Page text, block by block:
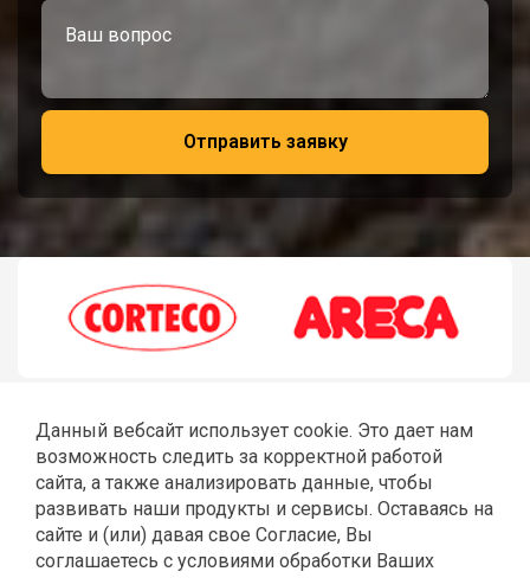
Данный вебсайт использует cookie. Это дает нам
возможность следить за корректной работой
сайта, а также анализировать данные, чтобы
развивать наши продукты и сервисы. Оставаясь на
сайте и (или) давая свое Согласие, Вы
соглашаетесь с условиями обработки Ваших
Отправить заявку